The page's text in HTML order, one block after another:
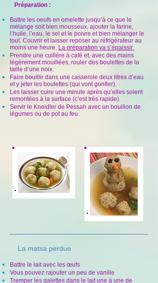
Préparation :
Battre les oeufs en omelette jusqu’à ce que le
mélange soit bien mousseux, ajouter la farine,
l’huile, l’eau, le sel et le poivre et bien mélanger le
tout. Couvrir et laisser reposer au réfrigérateur au
moins une heure. La préparation va s’épaissir.
Prendre une cuillère à café et, avec des mains
légèrement mouillées, rouler des boulettes de la
taille d’une noix.
Faire bouillir dans une casserole deux litres d’eau
et y jeter les boulettes (qui vont gonfler).
Les laisser cuire une minute après qu’elles soient
remontées à la surface (c’est très rapide).
Servir le Kneidler de Pessah avec un bouillon de
légumes ou de pot au feu.
La matsa perdue
Battre le lait avec les œufs
Vous pouvez rajouter un peu de vanille
Tremper les galettes dans le lait une à une de